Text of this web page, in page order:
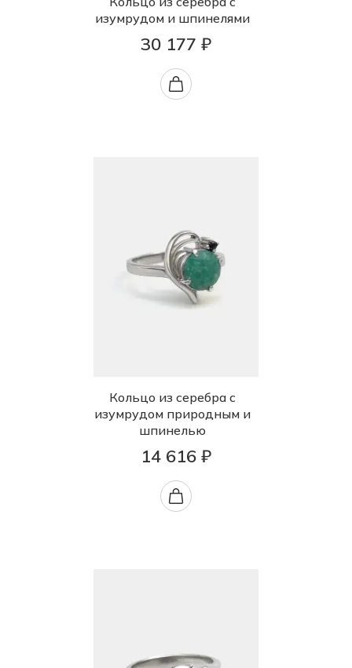
изумрудом и шпинелями
30 177 ₽
Кольцо из серебра с
изумрудом природным и
шпинелью
14 616 ₽